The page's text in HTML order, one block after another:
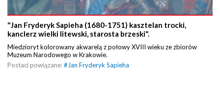
"Jan Fryderyk Sapieha (1680-1751) kasztelan trocki,
kanclerz wielki litewski, starosta brzeski".
Miedzioryt kolorowany akwarelą z połowy XVIII wieku ze zbiorów
Muzeum Narodowego w Krakowie.
Postaci powiązane:#Jan Fryderyk Sapieha